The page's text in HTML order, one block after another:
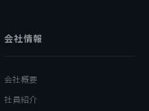
会社情報
会社概要
社員紹介